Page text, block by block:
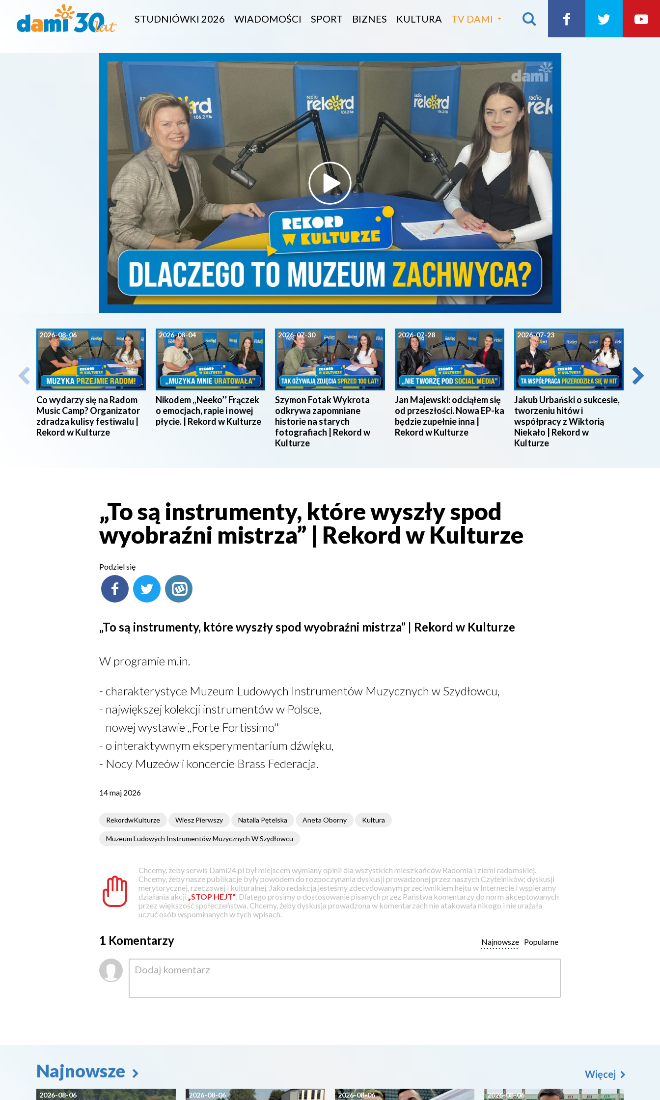
STUDNIÓWKI 2026 WIADOMOŚCI SPORT BIZNES KULTURA TV DAMI
2026-08-06
Co wydarzy się na Radom
Music Camp? Organizator
zdradza kulisy festiwalu |
Rekord w Kulturze
2026-08-04
Nikodem ,,Neeko’’ Frączek
o emocjach, rapie i nowej
płycie. | Rekord w Kulturze
2026-07-30
Szymon Fotak Wykrota
odkrywa zapomniane
historie na starych
fotografiach | Rekord w
Kulturze
2026-07-28
Jan Majewski: odciąłem się
od przeszłości. Nowa EP-ka
będzie zupełnie inna |
Rekord w Kulturze
2026-07-23
Jakub Urbański o sukcesie,
tworzeniu hitów i
współpracy z Wiktorią
Niekało | Rekord w
Kulturze
„To są instrumenty, które wyszły spod
wyobraźni mistrza” | Rekord w Kulturze
Podziel się
„To są instrumenty, które wyszły spod wyobraźni mistrza” | Rekord w Kulturze
W programie m.in.
- charakterystyce Muzeum Ludowych Instrumentów Muzycznych w Szydłowcu,
- największej kolekcji instrumentów w Polsce,
- nowej wystawie ,,Forte Fortissimo''
- o interaktywnym eksperymentarium dźwięku,
- Nocy Muzeów i koncercie Brass Federacja.
14 maj 2026
RekordwKulturze Wiesz Pierwszy Natalia Pętelska Aneta Oborny Kultura
Muzeum Ludowych Instrumentów Muzycznych W Szydłowcu
Chcemy, żeby serwis Dami24.pl był miejscem wymiany opinii dla wszystkich mieszkańców Radomia i ziemi radomskiej.
Chcemy, żeby nasze publikacje były powodem do rozpoczynania dyskusji prowadzonej przez naszych Czytelników; dyskusji
merytorycznej, rzeczowej i kulturalnej. Jako redakcja jesteśmy zdecydowanym przeciwnikiem hejtu w Internecie i wspieramy
działania akcji „STOP HEJT” . Dlatego prosimy o dostosowanie pisanych przez Państwa komentarzy do norm akceptowanych
przez większość społeczeństwa. Chcemy, żeby dyskusja prowadzona w komentarzach nie atakowała nikogo i nie urażała
uczuć osób wspominanych w tych wpisach.
1 Komentarzy Popularne
Najnowsze
Najnowsze
2026-08-06 2026-08-06 2026-08-06 2026-08-06
Więcej